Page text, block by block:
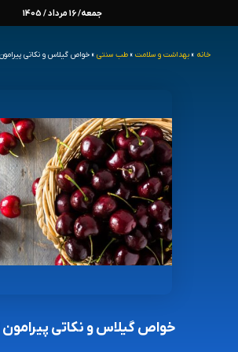
جمعه/ 16 مرداد / 1405
خانه » بهداشت و سلامت » طب سنتی » خواص گیلاس و نکاتی
خواص گیلاس و نکاتی پیرامون